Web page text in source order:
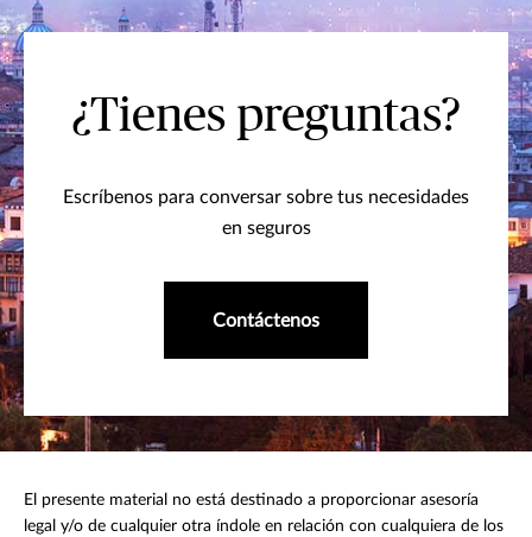
¿Tienes preguntas?
Escríbenos para conversar sobre tus necesidades
en seguros
Contáctenos
El presente material no está destinado a proporcionar asesoría
legal y/o de cualquier otra índole en relación con cualquiera de los